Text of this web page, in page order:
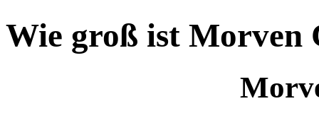
Wie groß ist Morven